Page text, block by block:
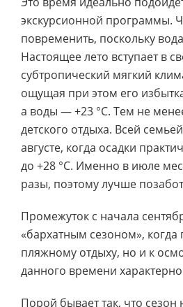
экскурсионной программы.
повременить, поскольку
Настоящее лето вступает в
субтропический мягкий
ощущая при этом его
а воды — +23 °C. Тем не
детского отдыха. Всей
августе, когда осадки
до +28 °C. Именно в июле
разы, поэтому лучше
Промежуток с начала
«бархатным сезоном», когда
пляжному отдыху, но и к
данного времени
Порой бывает так, что сезон